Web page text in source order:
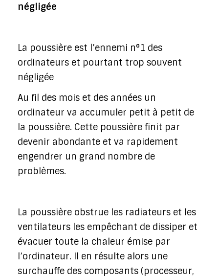
négligée
La poussière est l’ennemi n°1 des
ordinateurs et pourtant trop souvent
négligée
Au fil des mois et des années un
ordinateur va accumuler petit à petit de
la poussière. Cette poussière finit par
devenir abondante et va rapidement
engendrer un grand nombre de
problèmes.
La poussière obstrue les radiateurs et les
ventilateurs les empêchant de dissiper et
évacuer toute la chaleur émise par
l’ordinateur. Il en résulte alors une
surchauffe des composants (processeur,